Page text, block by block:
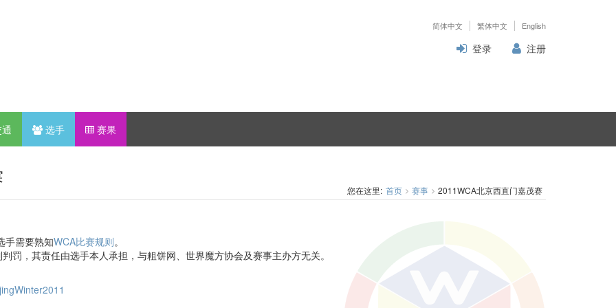
简体中文 繁体中文 English
登录 注册
选手 赛果
您在这里: 首页 赛事 2011WCA北京西直门嘉茂赛
手需要熟知WCA比赛规则。
罚，其责任由选手本人承担，与粗饼网、世界魔方协会及赛事主办方无关。